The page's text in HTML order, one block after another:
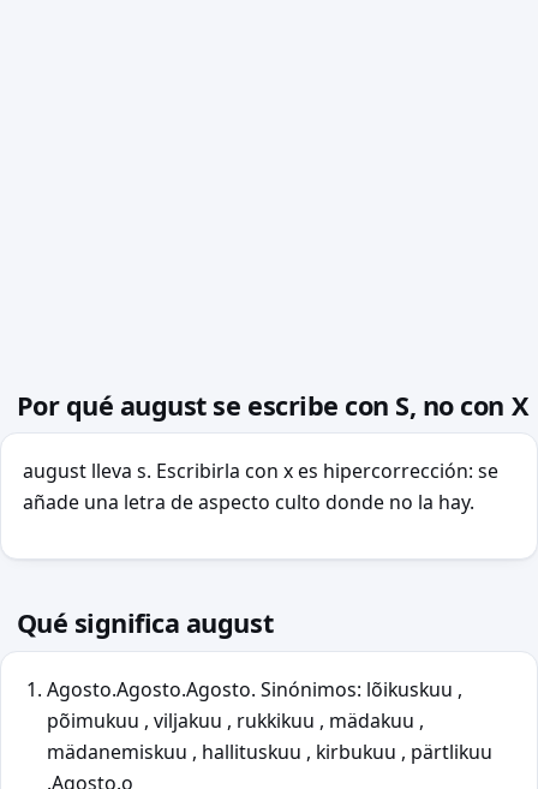
Por qué august se escribe con S, no con X
august lleva s. Escribirla con x es hipercorrección: se
añade una letra de aspecto culto donde no la hay.
Qué significa august
Agosto.Agosto.Agosto. Sinónimos: lõikuskuu ,
põimukuu , viljakuu , rukkikuu , mädakuu ,
mädanemiskuu , hallituskuu , kirbukuu , pärtlikuu
.Agosto.o